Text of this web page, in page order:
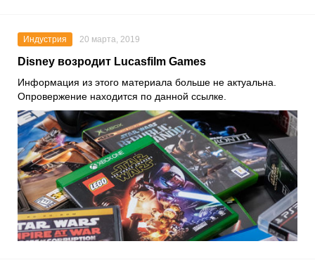
Индустрия 20 марта, 2019
Disney возродит Lucasfilm Games
Информация из этого материала больше не актуальна.
Опровержение находится по данной ссылке.